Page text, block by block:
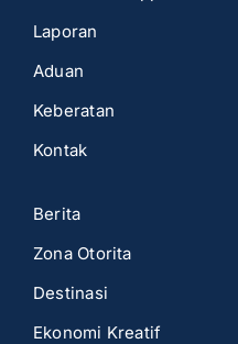
Laporan
Aduan
Keberatan
Kontak
Berita
Zona Otorita
Destinasi
Ekonomi Kreatif